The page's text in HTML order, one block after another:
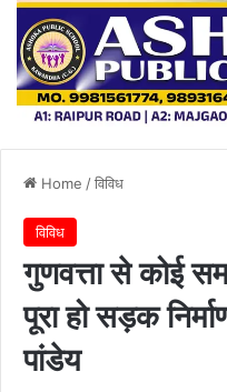
Home /विविध
विविध
गुणवत्ता से कोई
पूरा हो सड़क
पांडेय